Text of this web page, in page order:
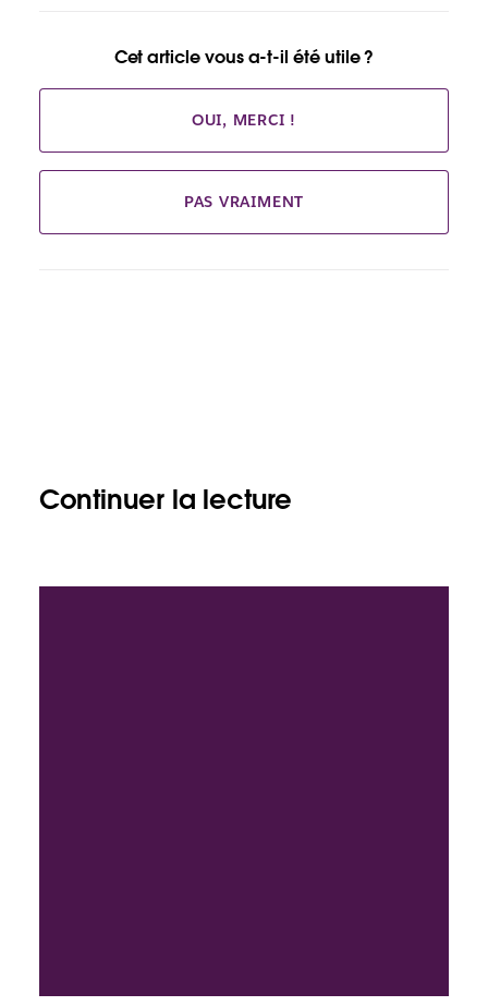
Cet article vous a-t-il été utile ?
OUI, MERCI !
PAS VRAIMENT
Continuer la lecture